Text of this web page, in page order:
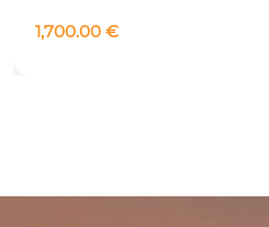
1,700.00 €